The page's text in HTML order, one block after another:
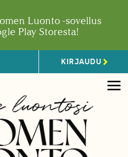
Luonto -sovellus
Play Storesta!
KIRJAUDU